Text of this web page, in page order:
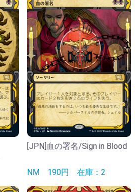
[JPN]血の署名/Sign in Blood
NM 190円 在庫：2